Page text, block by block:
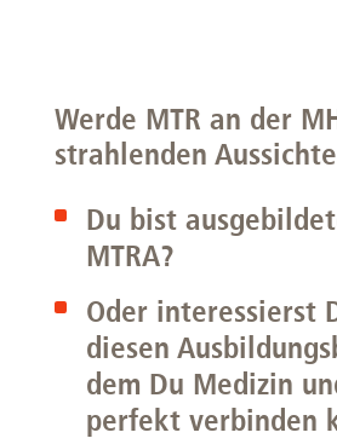
Werde MTR an der
strahlenden
Du bist
MTRA?
Oder interessierst
diesen
dem Du Medizin
perfekt verbinden